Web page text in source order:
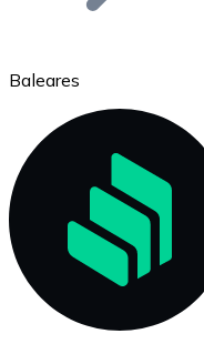
Ethereum
ETH
Baleares